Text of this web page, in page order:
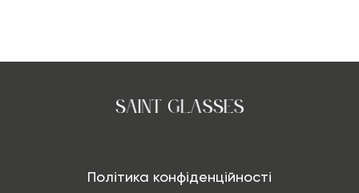
Політика конфіденційності